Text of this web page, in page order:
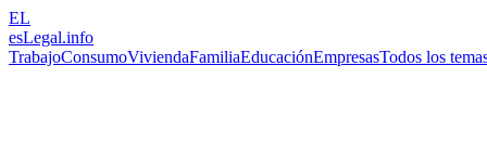
EL
esLegal.info
TrabajoConsumoViviendaFamiliaEducaciónEmpresasTodos los